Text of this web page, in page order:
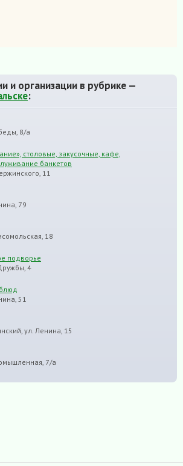
и организации в рубрике —
:
8/а
столовые, закусочные, кафе,
банкетов
11
79
18
подворье
4
51
ул. Ленина, 15
7/а